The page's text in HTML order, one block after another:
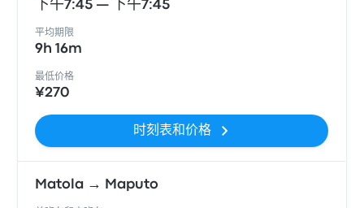
下午7:45 — 下午7:45
平均期限
9h 16m
最低价格
¥270
时刻表和价格
Matola → Maputo